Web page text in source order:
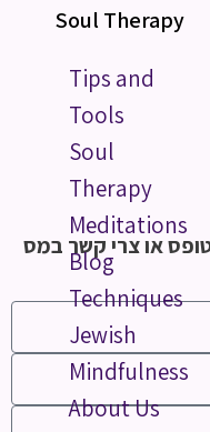
Soul Therapy
Tips and
Tools
Soul
Therapy
Meditations
Blog
Techniques
Jewish
Mindfulness
About Us
או צרי קשר במס